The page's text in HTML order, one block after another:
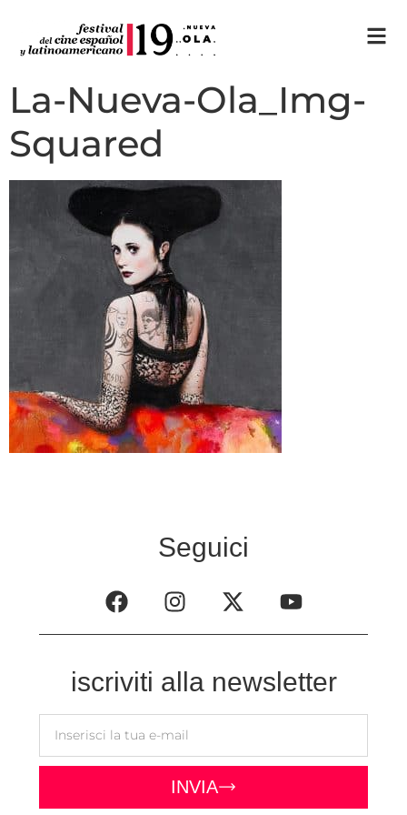
La-Nueva-Ola_Img-
Squared
Seguici
iscriviti alla newsletter
INVIA